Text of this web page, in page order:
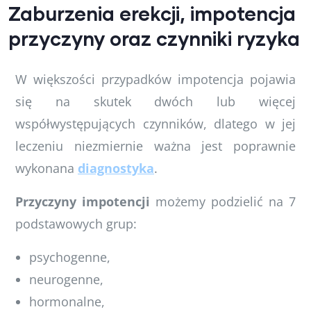
Zaburzenia erekcji, impotencja
przyczyny oraz czynniki ryzyka
W większości przypadków impotencja pojawia
się na skutek dwóch lub więcej
współwystępujących czynników, dlatego w jej
leczeniu niezmiernie ważna jest poprawnie
wykonana diagnostyka.
Przyczyny impotencji możemy podzielić na 7
podstawowych grup:
psychogenne,
neurogenne,
hormonalne,